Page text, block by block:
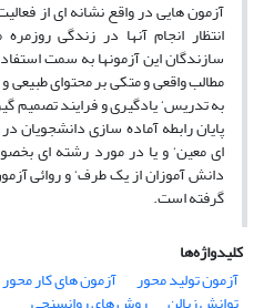
آزمون هایی در واقع نشانه ای از
انتظار انجام آنها در زندگی
سازندگان این آزمونها به سمت
مطالب واقعی و متکی بر محتوای طبیعی
به تدریس‘ یادگیری و فرایند تصمیم
پایان رابطه آماده سازی دانشجویان
ای معین‘ و یا در مورد رشته ای
دانش آموزان از یک طرف‘ و روائی
گرفته است.
کلیدواژه‌ها
آزمون تولید محور
آزمون های کار محور